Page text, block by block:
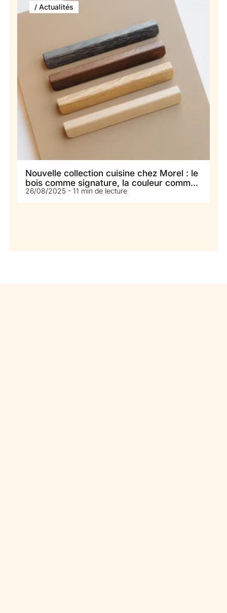
/ Actualités
Nouvelle collection cuisine chez Morel : le
bois comme signature, la couleur comme
terrain de jeu
26/08/2025 - 11 min de lecture